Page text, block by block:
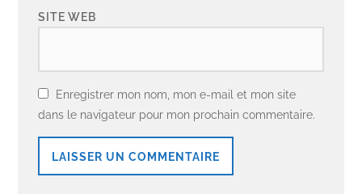
SITE WEB
Enregistrer mon nom, mon e-mail et mon site
dans le navigateur pour mon prochain commentaire.